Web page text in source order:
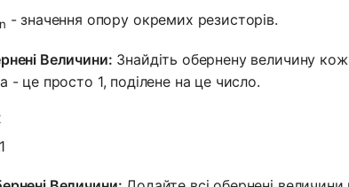
- значення опору окремих резисторів.
Величини: Знайдіть обернену величину
- це просто 1, поділене на це число.